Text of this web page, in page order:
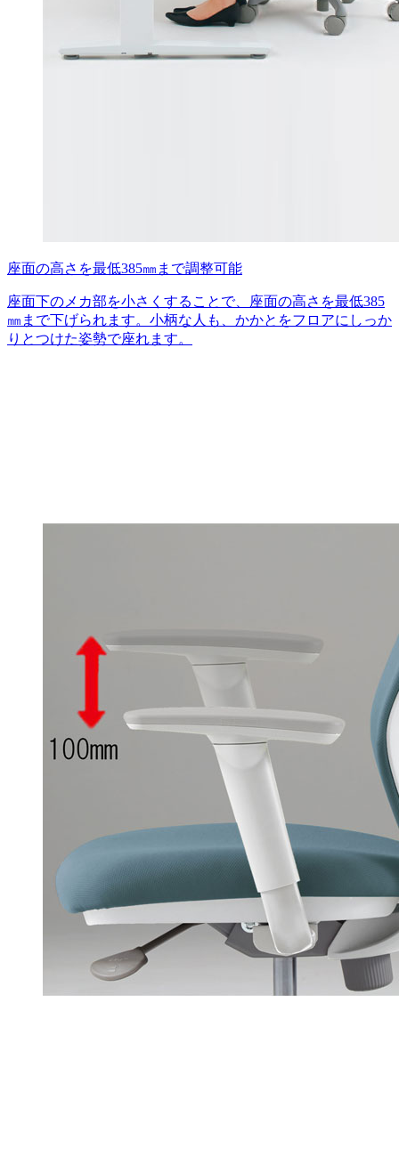
座面の高さを最低385㎜まで調整可能
座面下のメカ部を小さくすることで、座面の高さを最低385
㎜まで下げられます。小柄な人も、かかとをフロアにしっか
りとつけた姿勢で座れます。